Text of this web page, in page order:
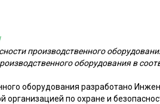
производственного
оборудования в
оборудования разработано
по охране и